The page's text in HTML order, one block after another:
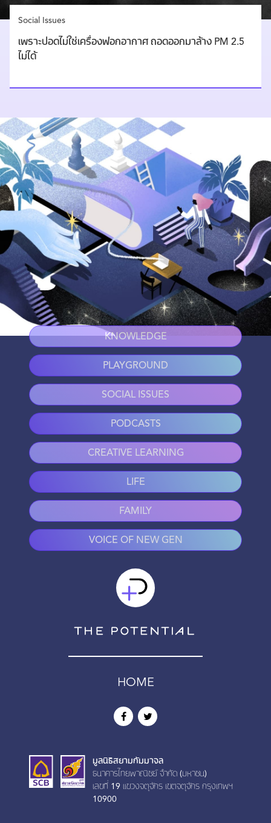
Social Issues
เพราะปอดไม่ใช่เครื่องฟอกอากาศ ถอดออกมาล้าง PM 2.5
ไม่ได้
KNOWLEDGE
PLAYGROUND
SOCIAL ISSUES
PODCASTS
CREATIVE LEARNING
LIFE
FAMILY
VOICE OF NEW GEN
HOME
มูลนิธิสยามกัมมาจล
ธนาคารไทยพาณิชย์ จำกัด (มหาชน)
เลขที่ 19 เเขวงจตุจักร เขตจตุจักร กรุงเทพฯ
10900